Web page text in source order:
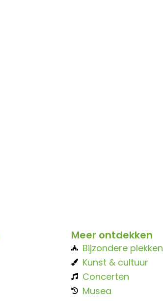
Meer ontdekken
Bijzondere plekken
Kunst & cultuur
Concerten
Musea